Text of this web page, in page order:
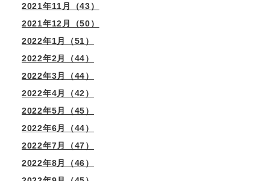
2021年11月（43）
2021年12月（50）
2022年1月（51）
2022年2月（44）
2022年3月（44）
2022年4月（42）
2022年5月（45）
2022年6月（44）
2022年7月（47）
2022年8月（46）